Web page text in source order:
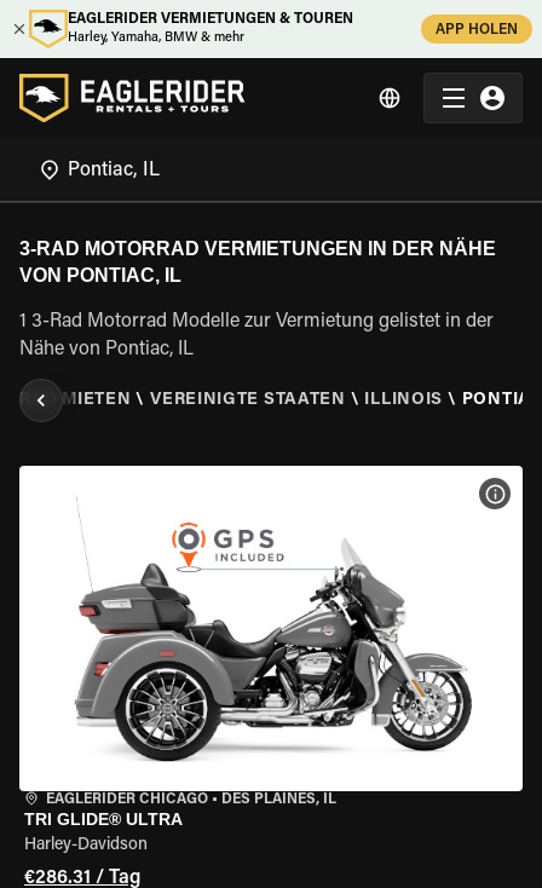
EAGLERIDER VERMIETUNGEN & TOUREN
Harley, Yamaha, BMW & mehr
APP HOLEN
3-RAD MOTORRAD VERMIETUNGEN IN DER NÄHE
VON PONTIAC, IL
1 3-Rad Motorrad Modelle zur Vermietung gelistet in der
Nähe von Pontiac, IL
MIETEN \ VEREINIGTE STAATEN \ ILLINOIS \
EAGLERIDER CHICAGO • DES PLAINES, IL
TRI GLIDE® ULTRA
Harley-Davidson
€286.31 / Tag